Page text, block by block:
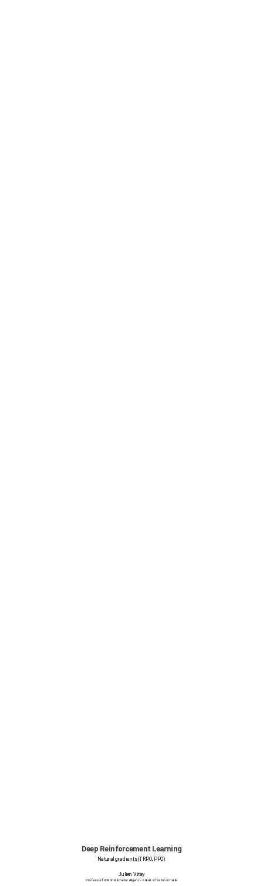
Deep Reinforcement Learning
Natural gradients (TRPO, PPO)
Julien Vitay
Professur für Künstliche Intelligenz - Fakultät für Informatik